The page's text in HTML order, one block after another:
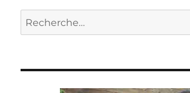
Recherche
pour :